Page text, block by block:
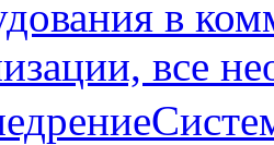
в
все